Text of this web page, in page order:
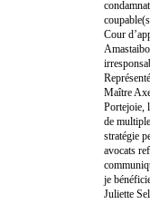
Cour
Maître
Portejoie,
de
stratégie
avocats
je
Juliette